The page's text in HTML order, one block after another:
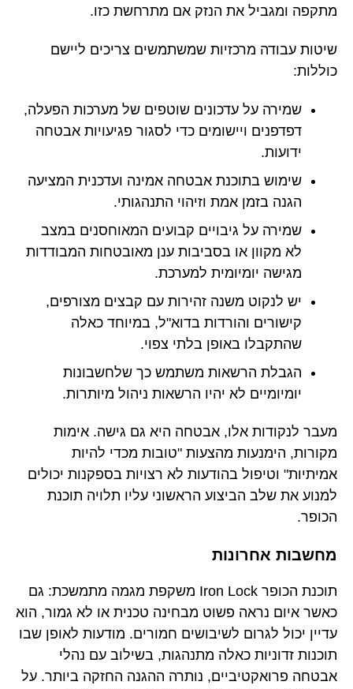
מתקפה ומגביל את הנזק אם מתרחשת כזו.
שיטות עבודה מרכזיות שמשתמשים צריכים ליישם
כוללות:
שמירה על עדכונים שוטפים של מערכות הפעלה,
דפדפנים ויישומים כדי לסגור פגיעויות אבטחה
ידועות.
שימוש בתוכנת אבטחה אמינה ועדכנית המציעה
הגנה בזמן אמת וזיהוי התנהגותי.
שמירה על גיבויים קבועים המאוחסנים במצב
לא מקוון או בסביבות ענן מאובטחות המבודדות
מגישה יומיומית למערכת.
יש לנקוט משנה זהירות עם קבצים מצורפים,
קישורים והורדות בדוא"ל, במיוחד כאלה
שהתקבלו באופן בלתי צפוי.
הגבלת הרשאות משתמש כך שלחשבונות
יומיומיים לא יהיו הרשאות ניהול מיותרות.
מעבר לנקודות אלו, אבטחה היא גם גישה. אימות
מקורות, הימנעות מהצעות "טובות מכדי להיות
אמיתיות" וטיפול בהודעות לא רצויות בספקנות יכולים
למנוע את שלב הביצוע הראשוני עליו תלויה תוכנת
הכופר.
מחשבות אחרונות
תוכנת הכופר Iron Lock משקפת מגמה מתמשכת: גם
כאשר איום נראה פשוט מבחינה טכנית או לא גמור, הוא
עדיין יכול לגרום לשיבושים חמורים. מודעות לאופן שבו
תוכנות זדוניות כאלה מתנהגות, בשילוב עם נהלי
אבטחה פרואקטיביים, נותרה ההגנה החזקה ביותר. על